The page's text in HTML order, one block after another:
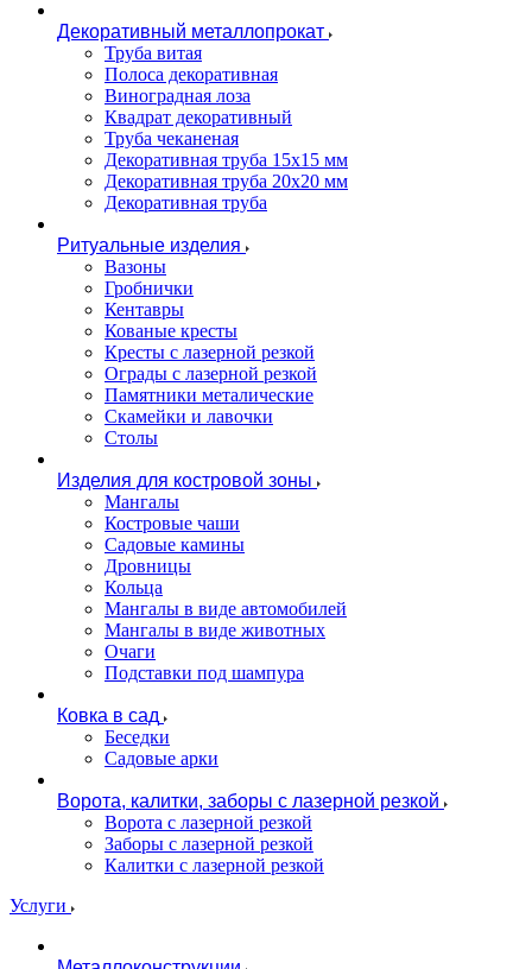
Декоративный металлопрокат
Труба витая
Полоса декоративная
Виноградная лоза
Квадрат декоративный
Труба чеканеная
Декоративная труба 15х15 мм
Декоративная труба 20х20 мм
Декоративная труба
Ритуальные изделия
Вазоны
Гробнички
Кентавры
Кованые кресты
Кресты с лазерной резкой
Ограды с лазерной резкой
Памятники металические
Скамейки и лавочки
Столы
Изделия для костровой зоны
Мангалы
Костровые чаши
Садовые камины
Дровницы
Кольца
Мангалы в виде автомобилей
Мангалы в виде животных
Очаги
Подставки под шампура
Ковка в сад
Беседки
Садовые арки
Ворота, калитки, заборы с лазерной резкой
Ворота с лазерной резкой
Заборы с лазерной резкой
Калитки с лазерной резкой
Услуги